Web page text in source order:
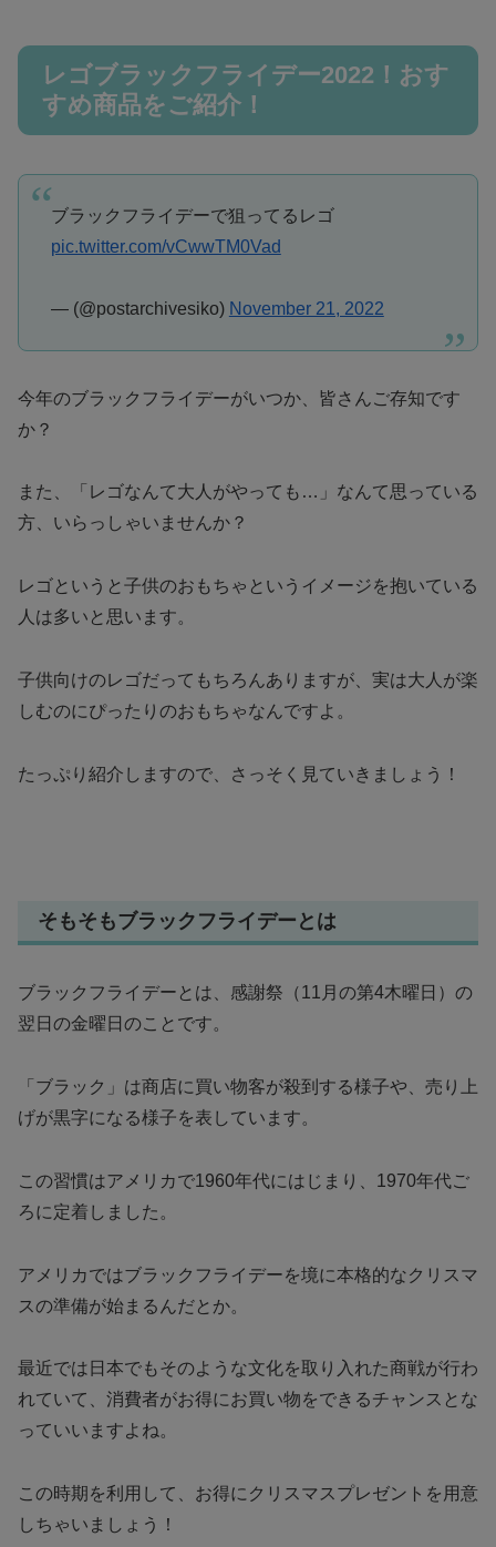
レゴブラックフライデー2022！おす
すめ商品をご紹介！
ブラックフライデーで狙ってるレゴ
pic.twitter.com/vCwwTM0Vad
— (@postarchivesiko) November 21, 2022
今年のブラックフライデーがいつか、皆さんご存知です
か？
また、「レゴなんて大人がやっても…」なんて思っている
方、いらっしゃいませんか？
レゴというと子供のおもちゃというイメージを抱いている
人は多いと思います。
子供向けのレゴだってもちろんありますが、実は大人が楽
しむのにぴったりのおもちゃなんですよ。
たっぷり紹介しますので、さっそく見ていきましょう！
そもそもブラックフライデーとは
ブラックフライデーとは、感謝祭（11月の第4木曜日）の
翌日の金曜日のことです。
「ブラック」は商店に買い物客が殺到する様子や、売り上
げが黒字になる様子を表しています。
この習慣はアメリカで1960年代にはじまり、1970年代ご
ろに定着しました。
アメリカではブラックフライデーを境に本格的なクリスマ
スの準備が始まるんだとか。
最近では日本でもそのような文化を取り入れた商戦が行わ
れていて、消費者がお得にお買い物をできるチャンスとな
っていいますよね。
この時期を利用して、お得にクリスマスプレゼントを用意
しちゃいましょう！